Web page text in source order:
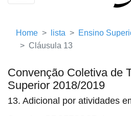
Home lista Ensino
Cláusula 13
Convenção Coletiva de
Superior 2018/2019
13. Adicional por atividades